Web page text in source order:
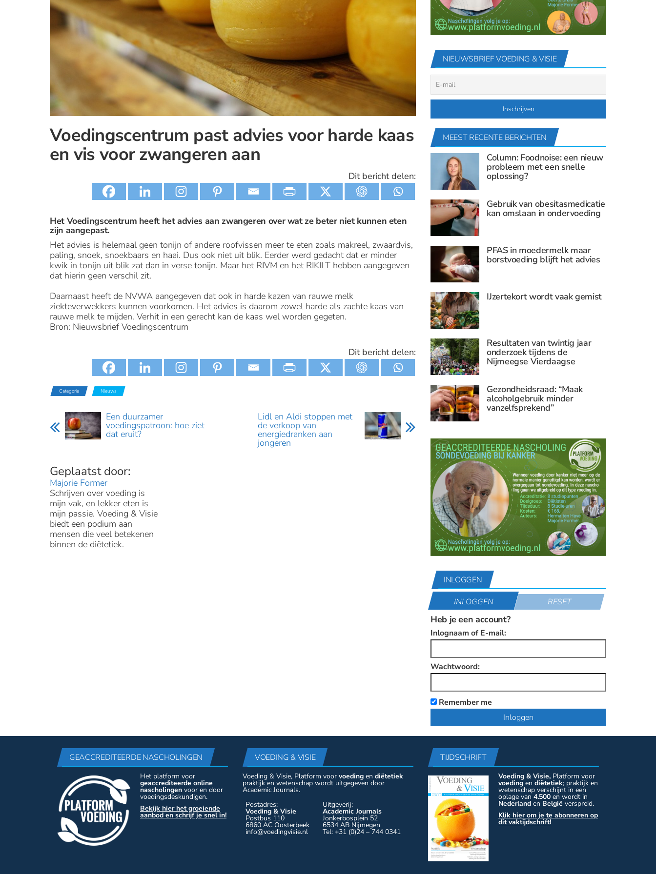
Voedingscentrum past advies voor harde kaas
en vis voor zwangeren aan
Dit bericht delen:
Het Voedingscentrum heeft het advies aan zwangeren over wat ze beter niet kunnen eten
zijn aangepast.
Het advies is helemaal geen tonijn of andere roofvissen meer te eten zoals makreel, zwaardvis,
paling, snoek, snoekbaars en haai. Dus ook niet uit blik. Eerder werd gedacht dat er minder
kwik in tonijn uit blik zat dan in verse tonijn. Maar het RIVM en het RIKILT hebben aangegeven
dat hierin geen verschil zit.
Daarnaast heeft de NVWA aangegeven dat ook in harde kazen van rauwe melk
ziekteverwekkers kunnen voorkomen. Het advies is daarom zowel harde als zachte kaas van
rauwe melk te mijden. Verhit in een gerecht kan de kaas wel worden gegeten.
Bron: Nieuwsbrief Voedingscentrum
Dit bericht delen:
Categorie Nieuws
Een duurzamer
voedingspatroon: hoe ziet
dat eruit?
Lidl en Aldi stoppen met
de verkoop van
energiedranken aan
jongeren
Majorie Former
Schrijven over voeding is
mijn vak, en lekker eten is
mijn passie. Voeding & Visie
biedt een podium aan
mensen die veel betekenen
binnen de diëtetiek.
NIEUWSBRIEF VOEDING & VISIE
MEEST RECENTE BERICHTEN
Column: Foodnoise: een nieuw
probleem met een snelle
oplossing?
Gebruik van obesitasmedicatie
kan omslaan in ondervoeding
PFAS in moedermelk maar
borstvoeding blijft het advies
IJzertekort wordt vaak gemist
Resultaten van twintig jaar
onderzoek tijdens de
Nijmeegse Vierdaagse
Gezondheidsraad: “Maak
alcoholgebruik minder
vanzelfsprekend”
INLOGGEN
INLOGGEN RESET
Heb je een account?
Inlognaam of E-mail:
Wachtwoord:
Remember me
GEACCREDITEERDE NASCHOLINGEN
Het platform voor
geaccrediteerde online
nascholingen voor en door
voedingsdeskundigen.
Bekijk hier het groeiende
aanbod en schrijf je snel in!
VOEDING & VISIE
Voeding & Visie, Platform voor voeding en diëtetiek
praktijk en wetenschap wordt uitgegeven door
Academic Journals.
Postadres:
Voeding & Visie
Postbus 110
6860 AC Oosterbeek
info@voedingvisie.nl
Uitgeverij:
Academic Journals
Jonkerbosplein 52
6534 AB Nijmegen
Tel: +31 (0)24 – 744 0341
TIJDSCHRIFT
Voeding & Visie, Platform voor
voeding en diëtetiek; praktijk en
wetenschap verschijnt in een
oplage van 4.500 en wordt in
Nederland en België verspreid.
Klik hier om je te abonneren op
dit vaktijdschrift!